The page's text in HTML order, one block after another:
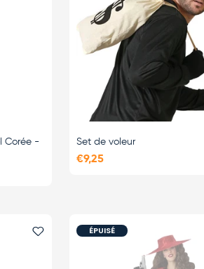
Ajouter le favori
ÉPUISÉ
Corée -
Set de voleur
€9,25